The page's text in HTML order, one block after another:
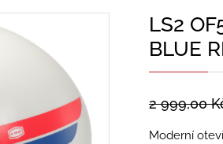
LS2
BLUE
2 999,00
Moderní